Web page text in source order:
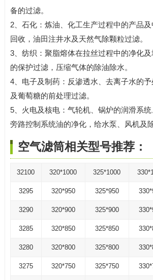
备的过滤。
2、石化：炼油、化工生产过程中的产品
回收，油田注井水及天然气除颗粒过滤。
3、纺织：聚脂熔体在拉丝过程中的净化
的保护过滤，压缩气体的除油除水。
4、电子及制药：反渗透水、去离子水的
及葡萄糖的前处理过滤。
5、火电及核电：气轮机、锅炉的润滑系统
旁路控制系统油的净化，给水泵、风机及
空气滤筒相关型号推荐：
32100 320*1000 325*1000
3295 320*950 325*950
3290 320*900 325*900
3285 320*850 325*850
3280 320*800 325*800
3275 320*750 325*750